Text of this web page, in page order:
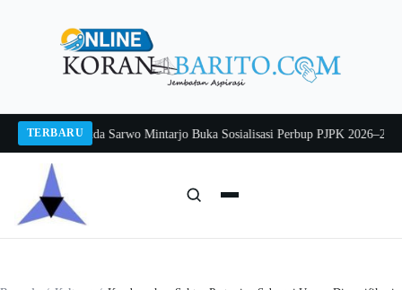
TERBARU
2026Pj Sekda Sarwo Mintarjo Buka Sosialisasi Perbup PJPK 2026–2030